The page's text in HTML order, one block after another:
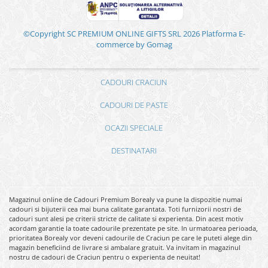
©Copyright SC PREMIUM ONLINE GIFTS SRL 2026 Platforma E-
commerce by Gomag
CADOURI CRACIUN
CADOURI DE PASTE
OCAZII SPECIALE
DESTINATARI
Magazinul online de Cadouri Premium Borealy va pune la dispozitie numai
cadouri si bijuterii cea mai buna calitate garantata. Toti furnizorii nostri de
cadouri sunt alesi pe criterii stricte de calitate si experienta. Din acest motiv
acordam garantie la toate cadourile prezentate pe site. In urmatoarea perioada,
prioritatea Borealy vor deveni cadourile de Craciun pe care le puteti alege din
magazin beneficiind de livrare si ambalare gratuit. Va invitam in magazinul
nostru de cadouri de Craciun pentru o experienta de neuitat!